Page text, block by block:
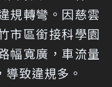
規轉彎。因慈雲
市區銜接科學園
幅寬廣，車流量
致違規多。